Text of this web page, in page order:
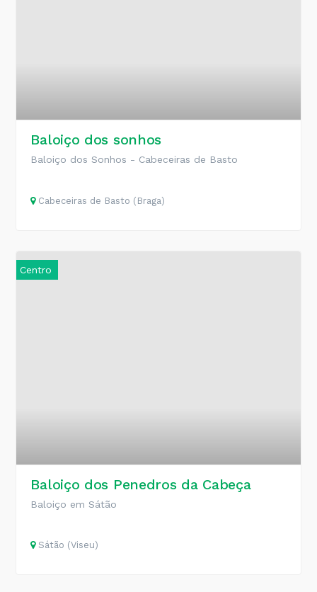
Baloiço dos sonhos
Baloiço dos Sonhos - Cabeceiras de Basto
Cabeceiras de Basto (Braga)
Centro
Baloiço dos Penedros da Cabeça
Baloiço em Sátão
Sátão (Viseu)